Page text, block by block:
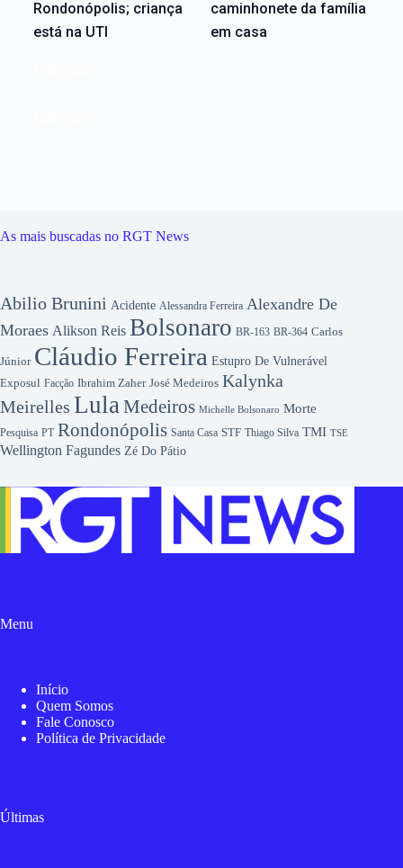
Rondonópolis; criança
está na UTI
caminhonete da família
em casa
As mais buscadas no RGT News
Abilio Brunini Acidente Alessandra Ferreira Alexandre De
Moraes Alikson Reis Bolsonaro BR-163 BR-364 Carlos
Júnior Cláudio Ferreira Estupro De Vulnerável
Exposul Facção Ibrahim Zaher José Medeiros Kalynka
Meirelles LulaMedeiros Michelle Bolsonaro Morte
Pesquisa PT Rondonópolis Santa Casa STF Thiago Silva TMI TSE
Wellington Fagundes Zé Do Pátio
Menu
Início
Quem Somos
Fale Conosco
Política de Privacidade
Últimas